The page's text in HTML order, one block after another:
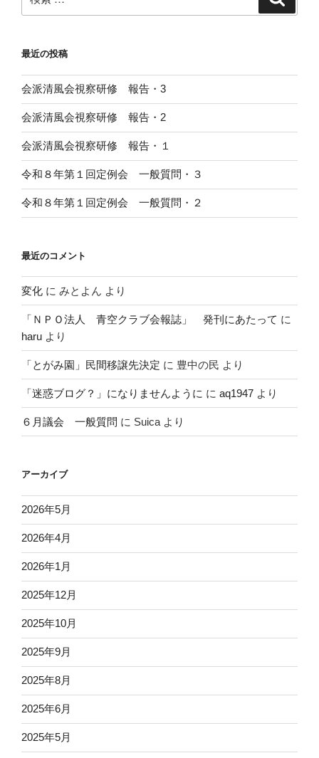
索:
最近の投稿
会派清風会視察研修 報告・3
会派清風会視察研修 報告・2
会派清風会視察研修 報告・１
令和８年第１回定例会 一般質問・３
令和８年第１回定例会 一般質問・２
最近のコメント
変化 に みとよん より
「ＮＰＯ法人 青空クラブ会報誌」 発刊にあたって に
haru より
「とがみ園」民間移譲先決定 に 豊中の民 より
「迷惑ブログ？」になりませんように に aq1947 より
６月議会 一般質問 に Suica より
アーカイブ
2026年5月
2026年4月
2026年1月
2025年12月
2025年10月
2025年9月
2025年8月
2025年6月
2025年5月